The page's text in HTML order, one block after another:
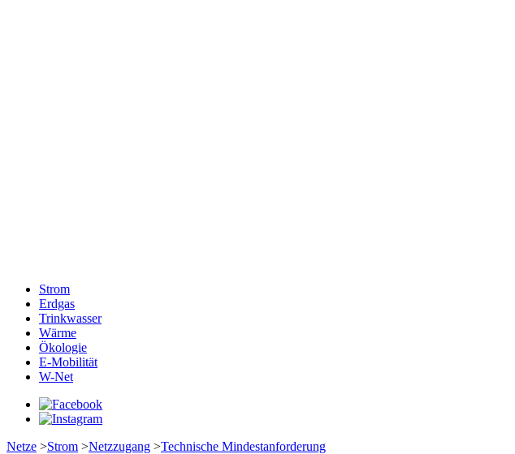
Strom
Erdgas
Trinkwasser
Wärme
Ökologie
E-Mobilität
W-Net
Netze >Strom >Netzzugang >Technische Mindestanforderung